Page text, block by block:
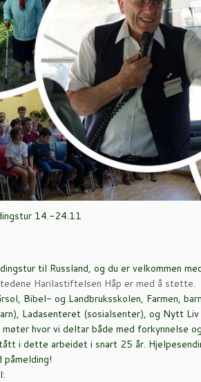
14.-24.11
til Russland, og du er velkommen
Harilastiftelsen Håp er med å støtte.
Bibel- og Landbruksskolen, Farmen,
Ladasenteret (sosialsenter), og Nytt
hvor vi deltar både med forkynnelse
i dette arbeidet i snart 25 år.
påmelding!